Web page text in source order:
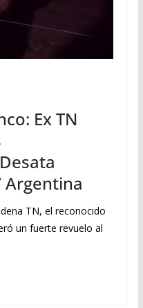
Ex TN
Argentina
TN, el reconocido
un fuerte revuelo al